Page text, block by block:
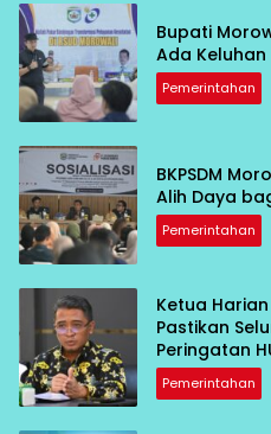
Bupati
Ada Keluhan
Pemerintahan
BKPSDM
Alih Daya
Pemerintahan
Ketua
Pastikan
Peringatan
Pemerintahan